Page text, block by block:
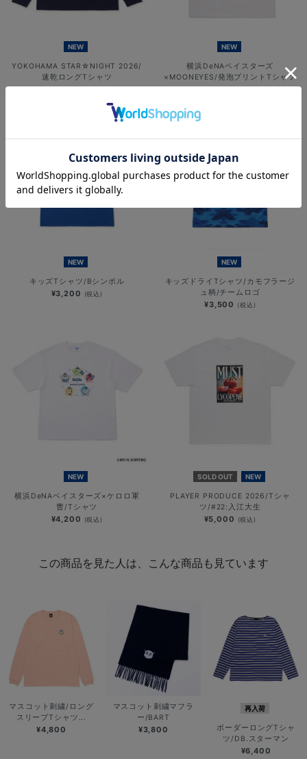
NEW
YOKOHAMA STAR☆NIGHT 2026/
速乾ロングTシャツ
¥6,701
NEW
横浜DeNAベイスターズ
×MOONEYES/発泡プリントTシャツ
¥5,000
NEW
キッズTシャツ/Bシンボル
¥3,200 (税込)
NEW
キッズドライTシャツ/カモフラージ
ュ柄/チームロゴ
¥3,500 (税込)
NEW
横浜DeNAベイスターズ×ケロロ軍
曹/Tシャツ
¥4,200 (税込)
SOLD OUT NEW
PLAYER PRODUCE 2026/Tシャ
ツ/#22:入江大生
¥5,000 (税込)
この商品を見た人は、こんな商品も見ています
マスコット刺繍/ロング
スリーブTシャツ...
¥4,800
マスコット刺繍マフラ
ー/BART
¥3,800
再入荷
ボーダーロングTシャ
ツ/DB.スターマン
¥6,400